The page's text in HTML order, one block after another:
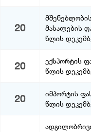
20
მასალების
წლის
20
ექსპორტის
წლის
20
იმპორტის
წლის